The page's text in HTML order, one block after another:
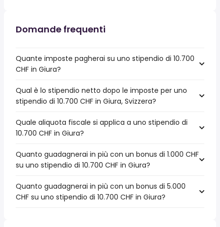
Domande frequenti
Quante imposte pagherai su uno stipendio di 10.700
CHF in Giura?
Qual è lo stipendio netto dopo le imposte per uno
stipendio di 10.700 CHF in Giura, Svizzera?
Quale aliquota fiscale si applica a uno stipendio di
10.700 CHF in Giura?
Quanto guadagnerai in più con un bonus di 1.000 CHF
su uno stipendio di 10.700 CHF in Giura?
Quanto guadagnerai in più con un bonus di 5.000
CHF su uno stipendio di 10.700 CHF in Giura?